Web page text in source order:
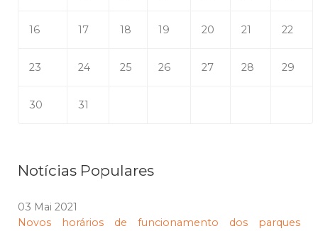
16 17 18 19 20 21 22
23 24 25 26 27 28 29
30 31
Notícias Populares
03 Mai 2021
Novos horários de funcionamento dos parques